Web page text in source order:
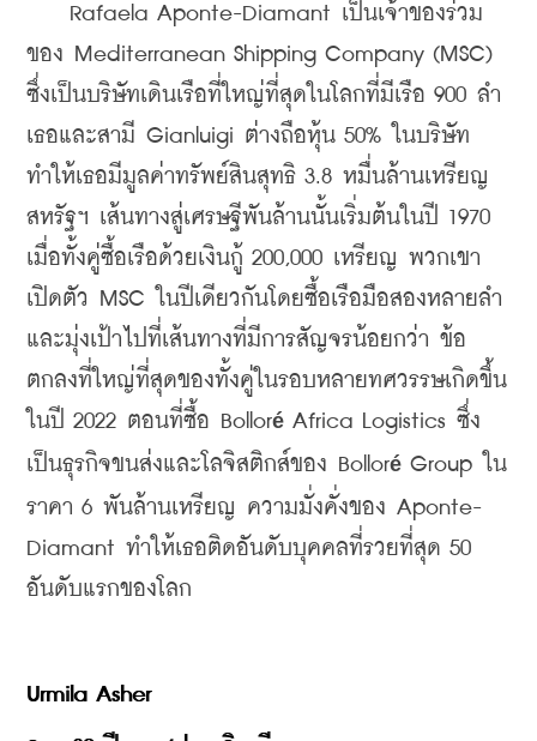
Rafaela Aponte-Diamant เป็นเจ้าของร่วม
ของ Mediterranean Shipping Company (MSC)
ซึ่งเป็นบริษัทเดินเรือที่ใหญ่ที่สุดในโลกที่มีเรือ 900 ลำ
เธอและสามี Gianluigi ต่างถือหุ้น 50% ในบริษัท
ทำให้เธอมีมูลค่าทรัพย์สินสุทธิ 3.8 หมื่นล้านเหรียญ
สหรัฐฯ เส้นทางสู่เศรษฐีพันล้านนั้นเริ่มต้นในปี 1970
เมื่อทั้งคู่ซื้อเรือด้วยเงินกู้ 200,000 เหรียญ พวกเขา
เปิดตัว MSC ในปีเดียวกันโดยซื้อเรือมือสองหลายลำ
และมุ่งเป้าไปที่เส้นทางที่มีการสัญจรน้อยกว่า ข้อ
ตกลงที่ใหญ่ที่สุดของทั้งคู่ในรอบหลายทศวรรษเกิดขึ้น
ในปี 2022 ตอนที่ซื้อ Bolloré
Africa Logistics ซึ่ง
เป็นธุรกิจขนส่งและโลจิสติกส์ของ Bolloré
Group ใน
ราคา 6 พันล้านเหรียญ ความมั่งคั่งของ Aponte-
Diamant ทำให้เธอติดอันดับบุคคลที่รวยที่สุด 50
อันดับแรกของโลก
Urmila Asher